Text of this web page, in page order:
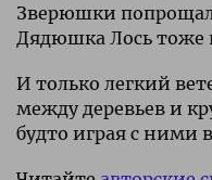
Зверюшки
Дядюшка Лось тоже
И только легкий
между деревьев и
будто играя с ними